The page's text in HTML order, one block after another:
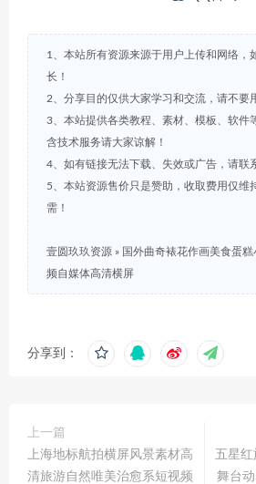
1、本站所有资源来源于用户上传和网络，
长！
2、分享目的仅供大家学习和交流，请不要
3、本站提供各类教程、素材、模板、软件
含技术服务请大家谅解！
4、如有链接无法下载、失效或广告，请联
5、本站资源售价只是赞助，收取费用仅维
需！
壹圆玖玖资源 » 国外曲奇裱花作画美食蛋
频自媒体高清横屏
分享到：
上一篇
上海地标航拍横屏风景素材高
清旅游自然唯美治愈系短视频
五星
舞台